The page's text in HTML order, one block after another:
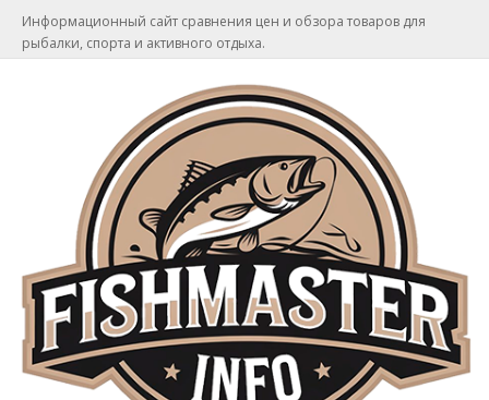
Информационный сайт сравнения цен и обзора товаров для
рыбалки, спорта и активного отдыха.